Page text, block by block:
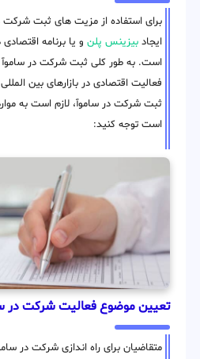
برای استفاده از مزیت های ثبت شرکت
ایجاد بیزینس پلن و یا برنامه
است. به طور کلی ثبت شرکت در ساموآ
فعالیت اقتصادی در بازارهای بین
ثبت شرکت در ساموآ، لازم است به
است توجه کنید:
تعیین موضوع فعالیت شرکت در
متقاضیان برای راه اندازی شرکت در